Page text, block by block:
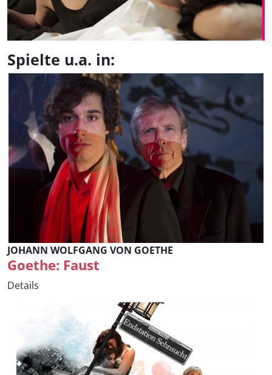
Spielte u.a. in:
JOHANN WOLFGANG VON GOETHE
Goethe: Faust
Details